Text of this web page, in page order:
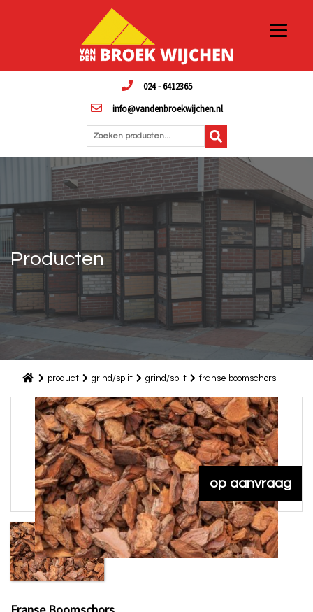
024 - 6412365
info@vandenbroekwijchen.nl
Zoeken producten...
Producten
product grind/split grind/split franse boomschors
op aanvraag